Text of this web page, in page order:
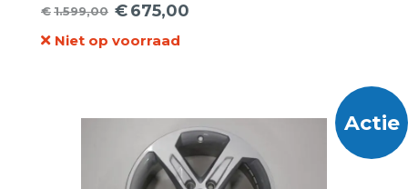
€1.599,00
Oorspronkelijke
prijs
€675,00
Huidige
prijs
Niet op voorraad
Actie